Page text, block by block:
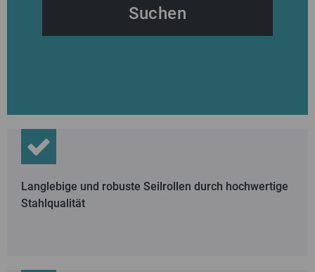
Langlebige und robuste Seilrollen durch hochwertige
Stahlqualität